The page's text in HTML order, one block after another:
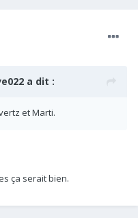
a dit :
et Marti.
ça serait bien.